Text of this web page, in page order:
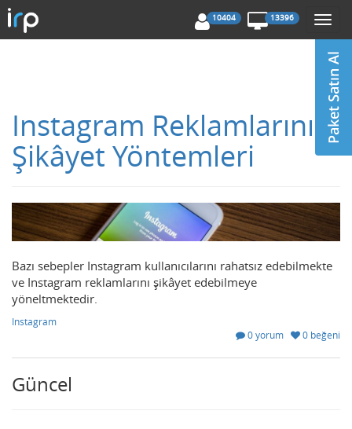
10404 13396
Instagram Reklamlarını
Şikâyet Yöntemleri
Bazı sebepler Instagram kullanıcılarını rahatsız edebilmekte
ve Instagram reklamlarını şikâyet edebilmeye
yöneltmektedir.
Instagram
0 yorum
0 beğeni
Güncel